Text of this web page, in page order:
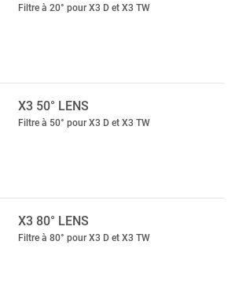
Filtre à 20° pour X3 D et X3 TW
X3 50° LENS
Filtre à 50° pour X3 D et X3 TW
X3 80° LENS
Filtre à 80° pour X3 D et X3 TW